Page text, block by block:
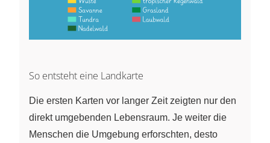
So entsteht eine Landkarte
Die ersten Karten vor langer Zeit zeigten nur den
direkt umgebenden Lebensraum. Je weiter die
Menschen die Umgebung erforschten, desto